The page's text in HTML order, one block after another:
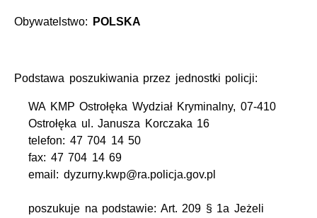
Obywatelstwo: POLSKA
Podstawa poszukiwania przez jednostki policji:
WA KMP Ostrołęka Wydział Kryminalny, 07-410
Ostrołęka ul. Janusza Korczaka 16
telefon: 47 704 14 50
fax: 47 704 14 69
email: dyzurny.kwp@ra.policja.gov.pl
poszukuje na podstawie: Art. 209 § 1a Jeżeli